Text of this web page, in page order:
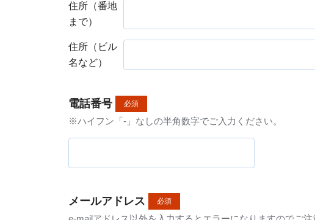
住所（番地
まで）
住所（ビル
名など）
電話番号 必須
※ハイフン「-」なしの半角数字でご入力ください。
メールアドレス 必須